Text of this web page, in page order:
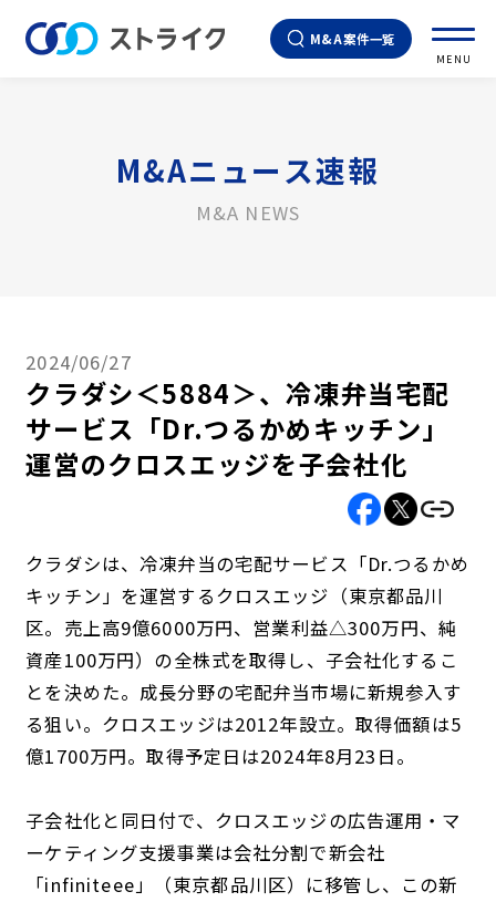
M&A案件一覧
MENU
M&Aニュース速報
M&A NEWS
2024/06/27
クラダシ＜5884＞、冷凍弁当宅配
サービス「Dr.つるかめキッチン」
運営のクロスエッジを子会社化
クラダシは、冷凍弁当の宅配サービス「Dr.つるかめ
キッチン」を運営するクロスエッジ（東京都品川
区。売上高9億6000万円、営業利益△300万円、純
資産100万円）の全株式を取得し、子会社化するこ
とを決めた。成長分野の宅配弁当市場に新規参入す
る狙い。クロスエッジは2012年設立。取得価額は5
億1700万円。取得予定日は2024年8月23日。
子会社化と同日付で、クロスエッジの広告運用・マ
ーケティング支援事業は会社分割で新会社
「infiniteee」（東京都品川区）に移管し、この新